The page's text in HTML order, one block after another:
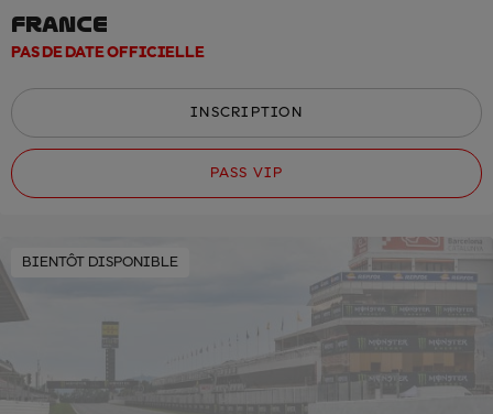
FRANCE
PAS DE DATE OFFICIELLE
INSCRIPTION
PASS VIP
BIENTÔT DISPONIBLE